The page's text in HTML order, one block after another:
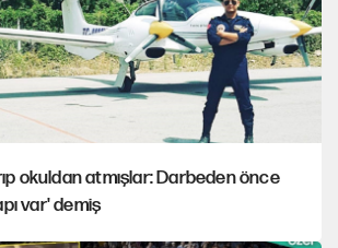
okuldan atmışlar: Darbeden önce
var' demiş